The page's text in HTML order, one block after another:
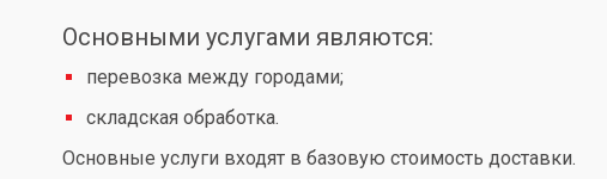
Основными услугами являются:
перевозка между городами;
складская обработка.
Основные услуги входят в базовую стоимость доставки.